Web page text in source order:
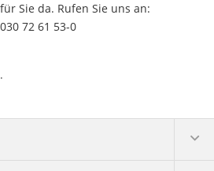
Sie da. Rufen Sie uns an:
030 72 61 53-0